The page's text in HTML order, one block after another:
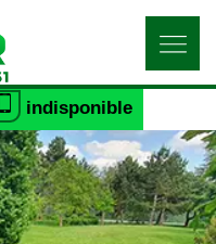
indisponible